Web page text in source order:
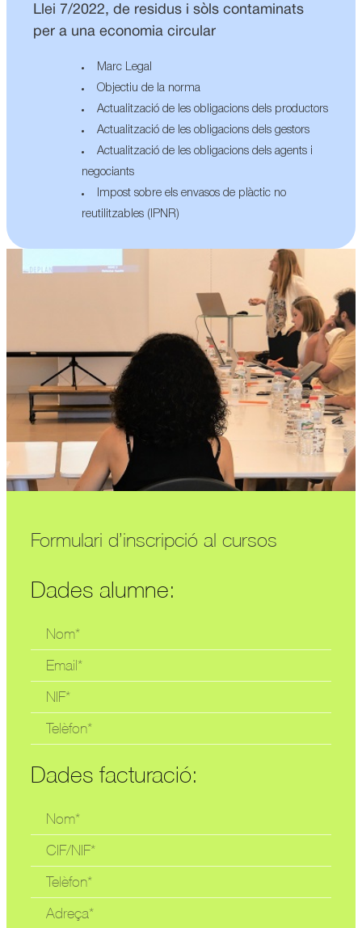
Llei 7/2022, de residus i sòls contaminats
per a una economia circular
Marc Legal
Objectiu de la norma
Actualització de les obligacions dels productors
Actualització de les obligacions dels gestors
Actualització de les obligacions dels agents i
negociants
Impost sobre els envasos de plàctic no
reutilitzables (IPNR)
Formulari d’inscripció al cursos
Dades alumne:
Dades facturació: